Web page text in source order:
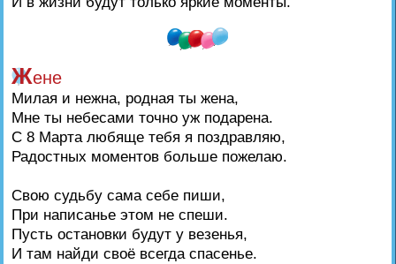
Жене
Милая и нежна, родная ты жена,
Мне ты небесами точно уж подарена.
С 8 Марта любяще тебя я поздравляю,
Радостных моментов больше пожелаю.
Свою судьбу сама себе пиши,
При написанье этом не спеши.
Пусть остановки будут у везенья,
И там найди своё всегда спасенье.